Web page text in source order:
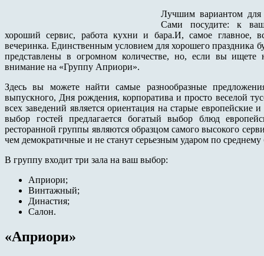
Лучшим вариантом для
Сами посудите: к
хороший сервис, работа кухни и бара.И, самое главное,
вечеринка. Единственным условием для хорошего праздника
представлены в огромном количестве, но, если вы ищете
внимание на «Группу Априори».
Здесь вы можете найти самые разнообразные
выпускного, Дня рождения, корпоратива и просто веселой
всех заведений является ориентация на старые
выбор гостей предлагается богатый выбор блюд
ресторанной группы являются образцом самого высокого
чем демократичные и не станут серьезным ударом по
В группу входит три зала на ваш выбор:
Априори;
Винтажный;
Династия;
Салон.
«Априори»